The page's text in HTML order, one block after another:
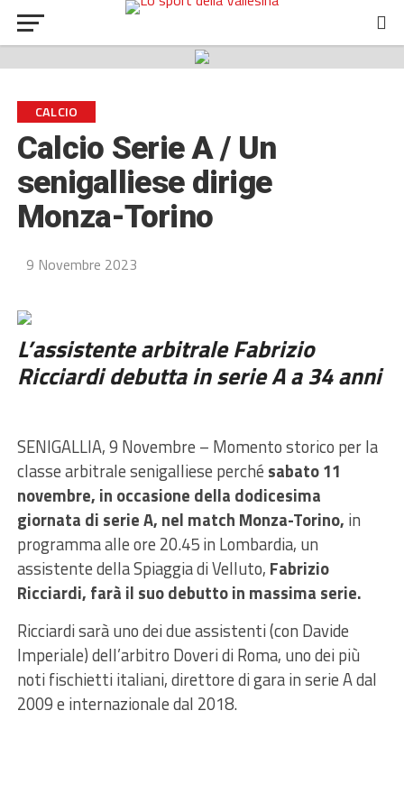
CALCIO
Calcio Serie A / Un
senigalliese dirige
Monza-Torino
9 Novembre 2023
L’assistente arbitrale Fabrizio
Ricciardi debutta in serie A a 34 anni
SENIGALLIA, 9 Novembre – Momento storico per la
classe arbitrale senigalliese perché sabato 11
novembre, in occasione della dodicesima
giornata di serie A, nel match Monza-Torino, in
programma alle ore 20.45 in Lombardia, un
assistente della Spiaggia di Velluto, Fabrizio
Ricciardi, farà il suo debutto in massima serie.
Ricciardi sarà uno dei due assistenti (con Davide
Imperiale) dell’arbitro Doveri di Roma, uno dei più
noti fischietti italiani, direttore di gara in serie A dal
2009 e internazionale dal 2018.